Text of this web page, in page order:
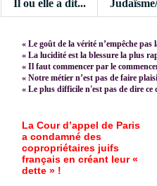
Il ou elle a dit...
« Le goût de la vérité n’empêche
« La lucidité est la blessure la plus
« Il faut commencer par le
« Notre métier n’est pas de faire
« Le plus difficile n'est pas de dire
La Cour d’appel de Paris
a condamné des
copropriétaires juifs
français en créant leur «
dette » !